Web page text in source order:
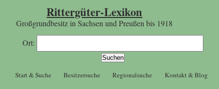
Rittergüter-Lexikon
Großgrundbesitz in Sachsen und Preußen bis 1918
Ort:
Start & Suche Besitzersuche Regionalsuche Kontakt & Blog